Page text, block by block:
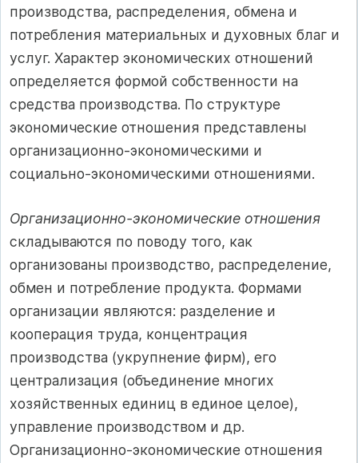
производства, распределения, обмена и
потребления материальных и духовных благ и
услуг. Характер экономических отношений
определяется формой собственности на
средства производства. По структуре
экономические отношения представлены
организационно-экономическими и
социально-экономическими отношениями.
Организационно-экономические отношения
складываются по поводу того, как
организованы производство, распределение,
обмен и потребление продукта. Формами
организации являются: разделение и
кооперация труда, концентрация
производства (укрупнение фирм), его
централизация (объединение многих
хозяйственных единиц в единое целое),
управление производством и др.
Организационно-экономические отношения